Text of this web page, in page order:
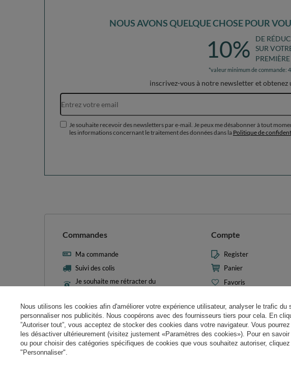
NOUS AVONS QUELQUE CHOSE POUR
10%
DE
SUR
*valeur minimum de commande:
inscrivez-vous à notre newsletter et obtenez
Adresse e-
Je souhaite recevoir des newsletters par e-mail. Je peux me désabonner à tout
les informations concernant le traitement des données dans la Politique de
Commandes
Ma commande
Suivi des colis
Je souhaite me rétracter du
contrat
Contact
Compte
Register
Panier
Favoris
Mes transactions
Newsletter
Paramètres des cookies
Nous utilisons les cookies afin d'améliorer votre expérience utilisateur, analyser le trafic du
personnaliser nos publicités. Nous coopérons avec des fournisseurs tiers pour cela. En
”Autoriser tout”, vous acceptez de stocker des cookies dans votre navigateur. Vous
les désactiver ultérieurement (visitez justement «Paramètres des cookies»). Pour en
ou pour choisir des catégories spécifiques de cookies que vous souhaitez autoriser,
"Personnaliser".